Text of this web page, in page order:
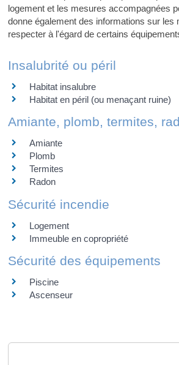
logement et les mesures accompagnées
donne également des informations sur les
respecter à l'égard de certains
Insalubrité ou péril
Habitat insalubre
Habitat en péril (ou menaçant ruine)
Amiante, plomb, termites,
Amiante
Plomb
Termites
Radon
Sécurité incendie
Logement
Immeuble en copropriété
Sécurité des équipements
Piscine
Ascenseur